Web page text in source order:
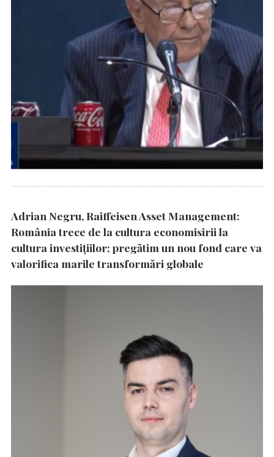
Adrian Negru, Raiffeisen Asset Management:
România trece de la cultura economisirii la
cultura investițiilor; pregătim un nou fond care va
valorifica marile transformări globale